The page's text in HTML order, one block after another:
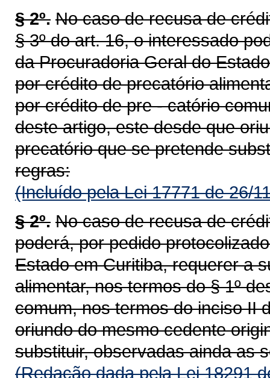
§ 2º. No caso de recusa de
§ 3º do art. 16, o interessado
da Procuradoria Geral do
por crédito de precatório
por crédito de pre - catório
deste artigo, este desde que
precatório que se pretende
regras:
(Incluído pela Lei 17771 de 26/
§ 2º. No caso de recusa de
poderá, por pedido
Estado em Curitiba, requerer a
alimentar, nos termos do § 1º
comum, nos termos do inciso II
oriundo do mesmo cedente
substituir, observadas ainda as
(Redação dada pela Lei 18291